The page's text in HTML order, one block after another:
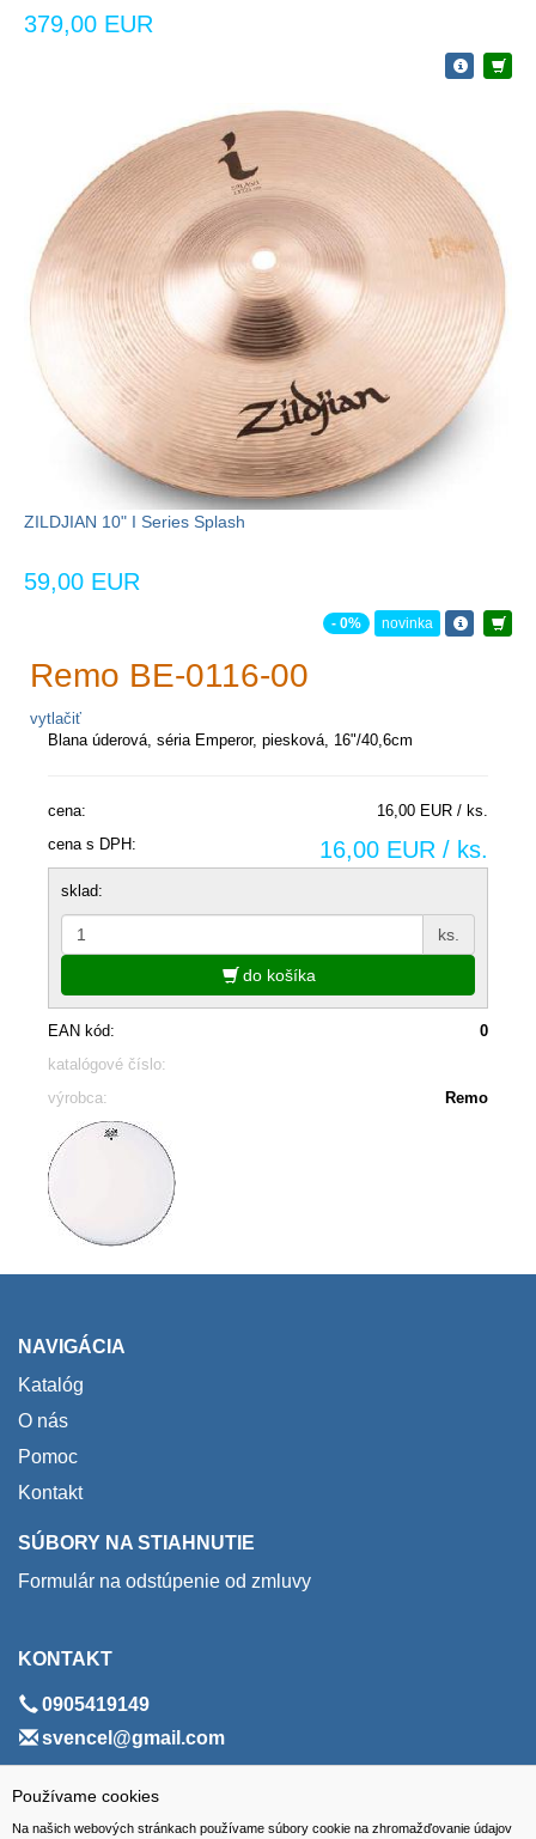
Používame cookies
Na našich webových stránkach používame súbory cookie na zhromažďovanie údajov
379,00 EUR
ZILDJIAN 10" I Series Splash
59,00 EUR
- 0% novinka
Remo BE-0116-00
vytlačiť
Blana úderová, séria Emperor, piesková, 16"/40,6cm
cena:
16,00 EUR / ks.
cena s DPH:
16,00 EUR / ks.
sklad:
ks.
do košíka
EAN kód:
0
katalógové číslo:
výrobca:
Remo
NAVIGÁCIA
Katalóg
O nás
Pomoc
Kontakt
SÚBORY NA STIAHNUTIE
Formulár na odstúpenie od zmluvy
KONTAKT
0905419149
svencel@gmail.com
ADRESA